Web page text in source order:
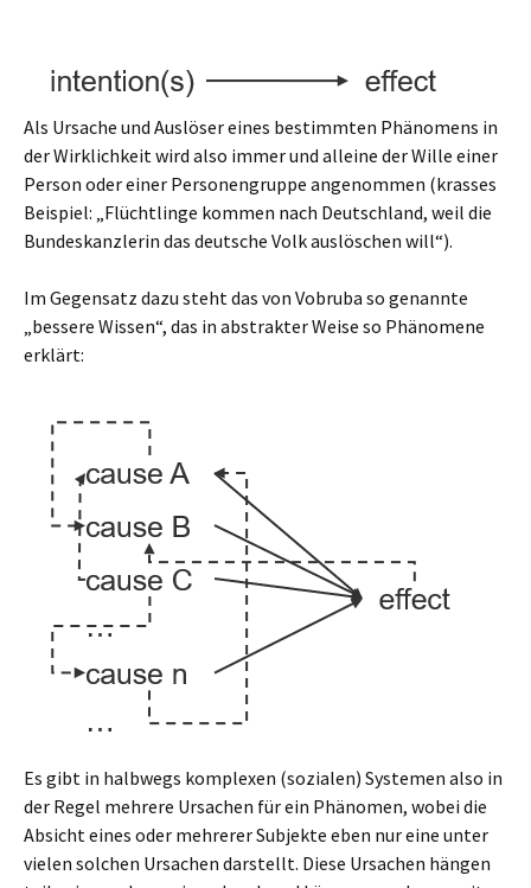
Als Ursache und Auslöser eines bestimmten Phänomens in
der Wirklichkeit wird also immer und alleine der Wille einer
Person oder einer Personengruppe angenommen (krasses
Beispiel: „Flüchtlinge kommen nach Deutschland, weil die
Bundeskanzlerin das deutsche Volk auslöschen will“).
Im Gegensatz dazu steht das von Vobruba so genannte
„bessere Wissen“, das in abstrakter Weise so Phänomene
erklärt:
Es gibt in halbwegs komplexen (sozialen) Systemen also in
der Regel mehrere Ursachen für ein Phänomen, wobei die
Absicht eines oder mehrerer Subjekte eben nur eine unter
vielen solchen Ursachen darstellt. Diese Ursachen hängen